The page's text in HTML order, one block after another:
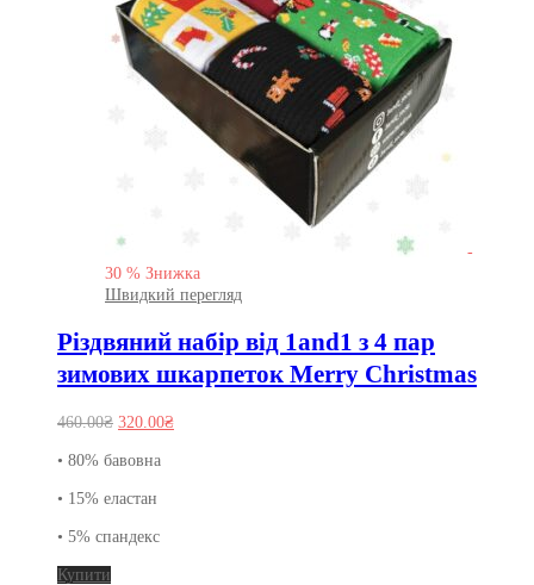
-
30 % Знижка
Швидкий перегляд
Різдвяний набір від 1and1 з 4 пар
зимових шкарпеток Merry Christmas
460.00₴ Оригінальна
460.00₴.
320.00₴Поточна
• 80% бавовна
• 15% еластан
• 5% спандекс
Купити